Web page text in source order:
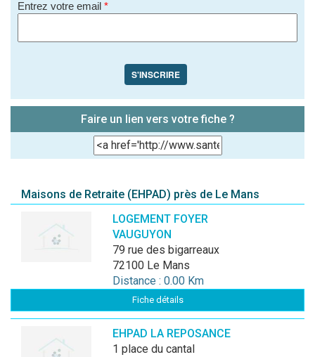
Entrez votre email *
S'INSCRIRE
Faire un lien vers votre fiche ?
Maisons de Retraite (EHPAD) près de Le Mans
LOGEMENT FOYER
VAUGUYON
79 rue des bigarreaux
72100 Le Mans
Distance : 0.00 Km
Fiche détails
EHPAD LA REPOSANCE
1 place du cantal